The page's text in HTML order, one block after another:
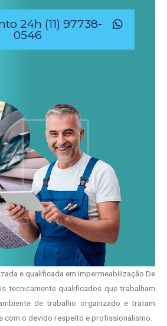
24h (11) 97738-
0546
e qualificada em Impermeabilização De
tecnicamente qualificados que trabalham
de trabalho organizado e tratam
com o devido respeito e profissionalismo.